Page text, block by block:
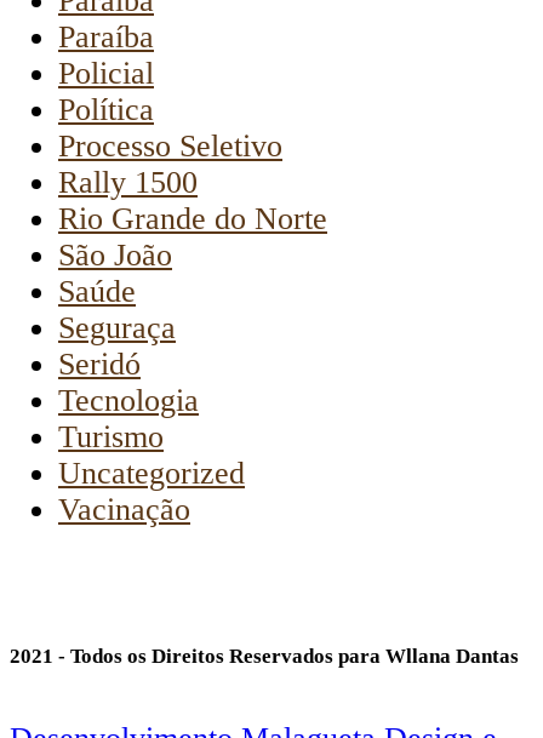
Paraíba
Policial
Política
Processo Seletivo
Rally 1500
Rio Grande do Norte
São João
Saúde
Seguraça
Seridó
Tecnologia
Turismo
Uncategorized
Vacinação
2021 - Todos os Direitos Reservados para Wllana Dantas